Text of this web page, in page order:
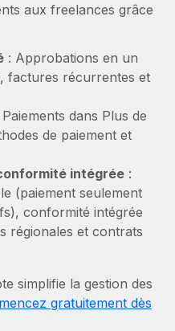
aux freelances grâce
: Approbations en un
factures récurrentes et
Paiements dans Plus de
de paiement et
intégrée :
(paiement seulement
conformité intégrée
régionales et contrats
simplifie la gestion des
gratuitement dès